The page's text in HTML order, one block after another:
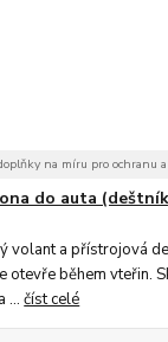
na míru pro ochranu
do auta
volant a přístrojová
otevře během vteřin.
...číst celé